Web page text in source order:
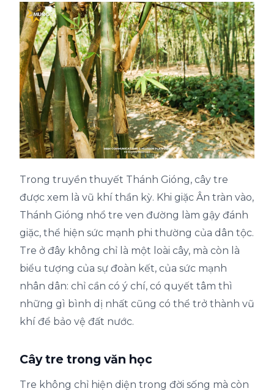
Trong truyền thuyết Thánh Gióng, cây tre
được xem là vũ khí thần kỳ. Khi giặc Ân tràn vào,
Thánh Gióng nhổ tre ven đường làm gậy đánh
giặc, thể hiện sức mạnh phi thường của dân tộc.
Tre ở đây không chỉ là một loài cây, mà còn là
biểu tượng của sự đoàn kết, của sức mạnh
nhân dân: chỉ cần có ý chí, có quyết tâm thì
những gì bình dị nhất cũng có thể trở thành vũ
khí để bảo vệ đất nước.
Cây tre trong văn học
Tre không chỉ hiện diện trong đời sống mà còn